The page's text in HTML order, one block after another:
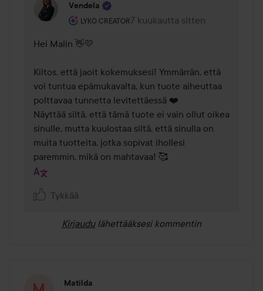
Vendela
LYKO CREATOR
Käyttäjän rooli: Lyko Creator.
7 kuukautta sitten
Kommentti lisättiin 7 kuukautta
Hei Malin 👋💛
Kiitos, että jaoit kokemuksesi! Ymmärrän, että
voi tuntua epämukavalta, kun tuote aiheuttaa
polttavaa tunnetta levitettäessä ❤️
Näyttää siltä, että tämä tuote ei vain ollut oikea
sinulle, mutta kuulostaa siltä, että sinulla on
muita tuotteita, jotka sopivat ihollesi
paremmin, mikä on mahtavaa! 🥰
Tykkää
Kirjaudu lähettääksesi kommentin
Matilda